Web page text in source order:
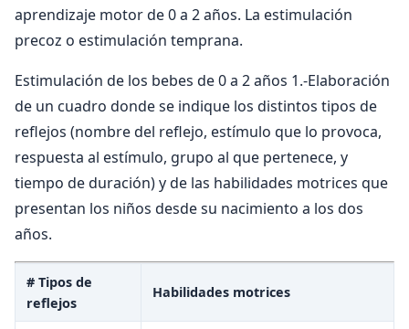
aprendizaje motor de 0 a 2 años. La estimulación
precoz o estimulación temprana.
Estimulación de los bebes de 0 a 2 años 1.-Elaboración
de un cuadro donde se indique los distintos tipos de
reflejos (nombre del reflejo, estímulo que lo provoca,
respuesta al estímulo, grupo al que pertenece, y
tiempo de duración) y de las habilidades motrices que
presentan los niños desde su nacimiento a los dos
años.
# Tipos de
reflejos
Habilidades motrices